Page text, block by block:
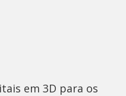
em 3D para os